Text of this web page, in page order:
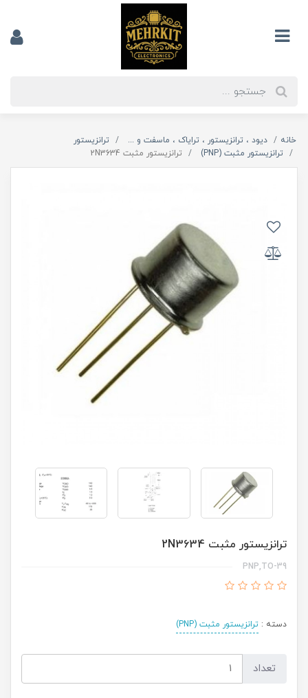
خانه دیود ، ترانزیستور ، ترایاک ، ماسفت و ...
ترانزیستور
ترانزیستور مثبت (PNP)
ترانزیستور مثبت 2N3634
ترانزیستور مثبت 2N3634
PNP,TO-39
دسته : ترانزیستور مثبت (PNP)
تعداد